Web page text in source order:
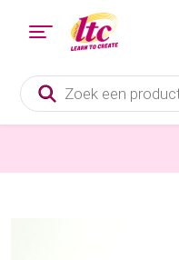
Producten
zoeken